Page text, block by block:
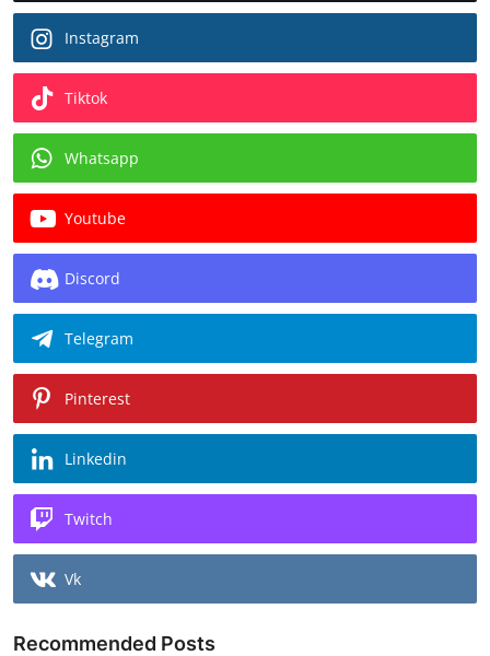
Instagram
Tiktok
Whatsapp
Youtube
Discord
Telegram
Pinterest
Linkedin
Twitch
Vk
Recommended Posts